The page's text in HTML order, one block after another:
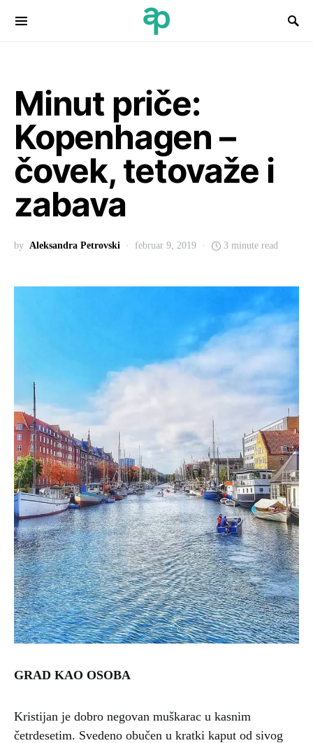
Search for:
Minut priče:
Kopenhagen –
čovek, tetovaže i
zabava
by Aleksandra Petrovski februar 9, 2019 3 minute read
GRAD KAO OSOBA
Kristijan je dobro negovan muškarac u kasnim
četrdesetim. Svedeno obučen u kratki kaput od sivog